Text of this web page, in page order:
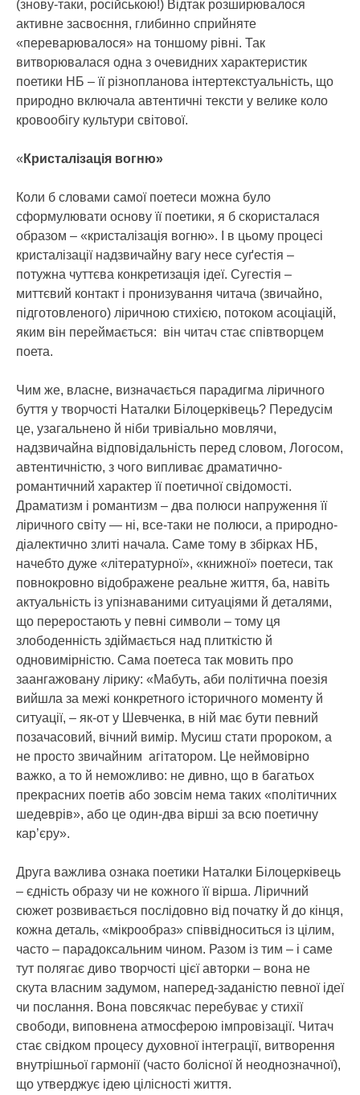
(знову-таки, російською!) Відтак розширювалося
активне засвоєння, глибинно сприйняте
«переварювалося» на тоншому рівні. Так
витворювалася одна з очевидних характеристик
поетики НБ – її різнопланова інтертекстуальність, що
природно включала автентичні тексти у велике коло
кровообігу культури світової.
« Кристалізація вогню»
Коли б словами самої поетеси можна було
сформулювати основу її поетики, я б скористалася
образом – «кристалізація вогню». І в цьому процесі
кристалізації надзвичайну вагу несе суґестія –
потужна чуттєва конкретизація ідеї. Сугестія –
миттєвий контакт і пронизування читача (звичайно,
підготовленого) ліричною стихією, потоком асоціацій,
яким він переймається: він читач стає співтворцем
поета.
Чим же, власне, визначається парадигма ліричного
буття у творчості Наталки Білоцерківець? Передусім
це, узагальнено й ніби тривіально мовлячи,
надзвичайна відповідальність перед словом, Логосом,
автентичністю, з чого випливає драматично-
романтичний характер її поетичної свідомості.
Драматизм і романтизм – два полюси напруження її
ліричного світу — ні, все-таки не полюси, а природно-
діалектично злиті начала. Саме тому в збірках НБ,
начебто дуже «літературної», «книжної» поетеси, так
повнокровно відображене реальне життя, ба, навіть
актуальність із упізнаваними ситуаціями й деталями,
що переростають у певні символи – тому ця
злободенність здіймається над плиткістю й
одновимірністю. Сама поетеса так мовить про
заангажовану лірику: «Мабуть, аби політична поезія
вийшла за межі конкретного історичного моменту й
ситуації, – як-от у Шевченка, в ній має бути певний
позачасовий, вічний вимір. Мусиш стати пророком, а
не просто звичайним агітатором. Це неймовірно
важко, а то й неможливо: не дивно, що в багатьох
прекрасних поетів або зовсім нема таких «політичних
шедеврів», або це один-два вірші за всю поетичну
кар’єру».
Друга важлива ознака поетики Наталки Білоцерківець
– єдність образу чи не кожного її вірша. Ліричний
сюжет розвивається послідовно від початку й до кінця,
кожна деталь, «мікрообраз» співвідноситься із цілим,
часто – парадоксальним чином. Разом із тим – і саме
тут полягає диво творчості цієї авторки – вона не
скута власним задумом, наперед-заданістю певної ідеї
чи послання. Вона повсякчас перебуває у стихії
свободи, виповнена атмосферою імпровізації. Читач
стає свідком процесу духовної інтеграції, витворення
внутрішньої гармонії (часто болісної й неоднозначної),
що утверджує ідею цілісності життя.